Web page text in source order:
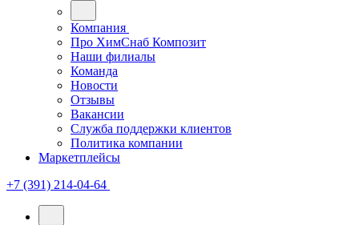
Компания
Про ХимСнаб Композит
Наши филиалы
Команда
Новости
Отзывы
Вакансии
Служба поддержки клиентов
Политика компании
Маркетплейсы
+7 (391) 214-04-64